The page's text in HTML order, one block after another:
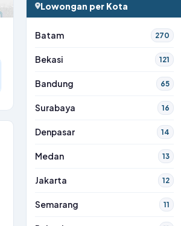
Lowongan per Kota
Batam 270
Bekasi 121
Bandung 65
Surabaya 16
Denpasar 14
Medan 13
Jakarta 12
Semarang 11